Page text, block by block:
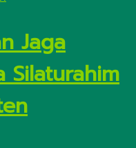
Jaga
Silaturahim